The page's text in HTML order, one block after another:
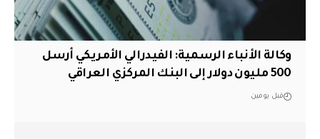
وكالة الأنباء الرسمية: الفيدرالي الأمريكي أرسل
500 مليون دولار إلى البنك المركزي العراقي
قبل يومين